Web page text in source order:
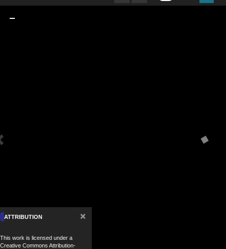
ATTRIBUTION ×
This work is licensed under a
Creative Commons Attribution-